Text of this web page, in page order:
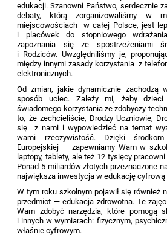
edukacji. Szanowni Państwo, serdecznie
debaty, którą zorganizowaliśmy w
miejscowościach w całej Polsce, jest
i placówek do stopniowego
zapoznania się ze spostrzeżeniami
i Rodziców. Uwzględniliśmy je,
między innymi zasady korzystania z
elektronicznych.
Od zmian, jakie dynamicznie zachodzą
sposób uciec. Zależy mi, żeby dzieci
świadomego korzystania ze zdobyczy
to, że zechcieliście, Drodzy Uczniowie,
się z nami i wypowiedzieć na temat
wami rzeczywistość. Dzięki
Europejskiej — zapewniamy Wam w
laptopy, tablety, ale też 12 tysięcy
Ponad 5 miliardów złotych przeznaczone
największa inwestycja w edukację
W tym roku szkolnym pojawił się również
przedmiot — edukacja zdrowotna. Te
Wam zdobyć narzędzia, które pomogą
i innych w wymiarach: fizycznym,
właśnie cyfrowym.